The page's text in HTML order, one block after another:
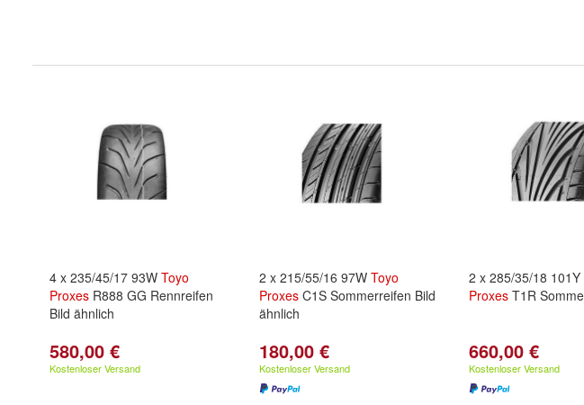
4 x 235/45/17 93W Toyo
Proxes R888 GG Rennreifen
Bild ähnlich
580,00 €
Kostenloser Versand
2 x 215/55/16 97W Toyo
Proxes C1S Sommerreifen Bild
ähnlich
180,00 €
Kostenloser Versand
2 x 285/35/18 101Y
Proxes T1R
660,00 €
Kostenloser Versand